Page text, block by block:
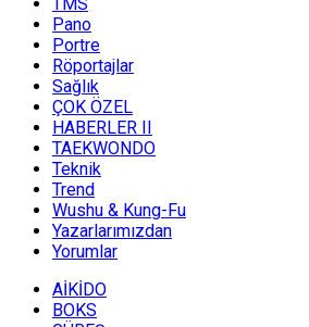
Pano
Portre
Röportajlar
Sağlık
ÇOK ÖZEL
HABERLER II
TAEKWONDO
Teknik
Trend
Wushu & Kung-Fu
Yazarlarımızdan
Yorumlar
AİKİDO
BOKS